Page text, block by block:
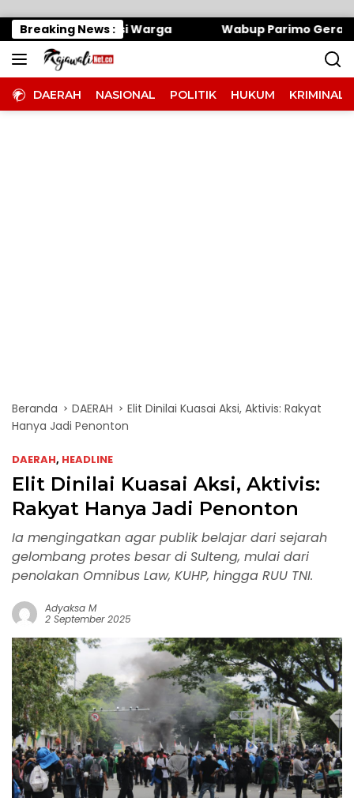
Breaking News :
Aspirasi Warga Wabup Parimo Gerak
DAERAH NASIONAL POLITIK HUKUM KRIMINAL
Beranda DAERAH
Elit Dinilai Kuasai Aksi, Aktivis: Rakyat
Hanya Jadi Penonton
DAERAH, HEADLINE
Elit Dinilai Kuasai Aksi, Aktivis:
Rakyat Hanya Jadi Penonton
Ia mengingatkan agar publik belajar dari sejarah
gelombang protes besar di Sulteng, mulai dari
penolakan Omnibus Law, KUHP, hingga RUU TNI.
Adyaksa M
2 September 2025